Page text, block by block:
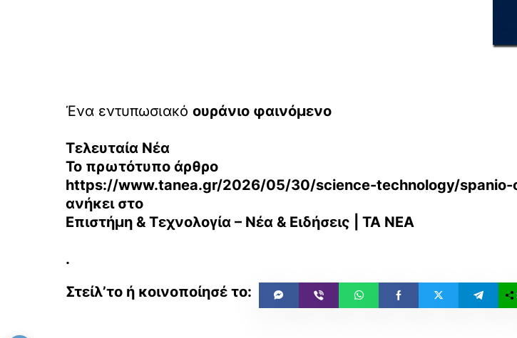
Ένα εντυπωσιακό ουράνιο φαινόμενο
Τελευταία Νέα
Το πρωτότυπο άρθρο
https://www.tanea.gr/2026/05/30/science-technology/
ανήκει στο
Επιστήμη & Τεχνολογία – Νέα & Ειδήσεις | ΤΑ ΝΕΑ
.